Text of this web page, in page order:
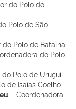
do Polo do
Polo de São
do Polo de Batalha
do Polo
do Polo de Uruçuí
de Isaías Coelho
– Coordenadora